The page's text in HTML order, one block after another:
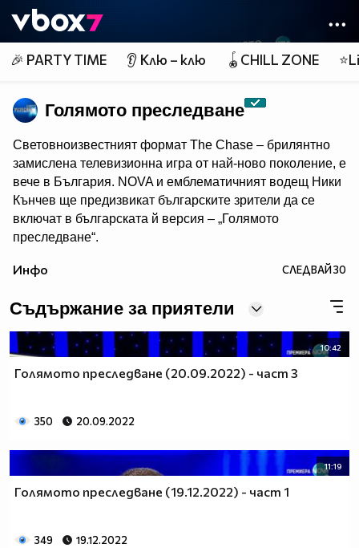
👾
🎉 PARTY TIME 👂 Клю – клю 🪀CHILL ZONE
Голямото преследване
Световноизвестният формат The Chase – брилянтно
замислена телевизионна игра от най-ново поколение, e
вече в България. NOVA и емблематичният водещ Ники
Кънчев ще предизвикат българските зрители да се
включат в българската й версия – „Голямото
преследване“.
ще бъде издигнато в култ, а Ники Кънчев ще запознае
Инфо СЛЕДВАЙ30
Съдържание за приятели
10:42
Голямото преследване (20.09.2022) - част 3
350 20.09.2022
11:19
Голямото преследване (19.12.2022) - част 1
349 19.12.2022